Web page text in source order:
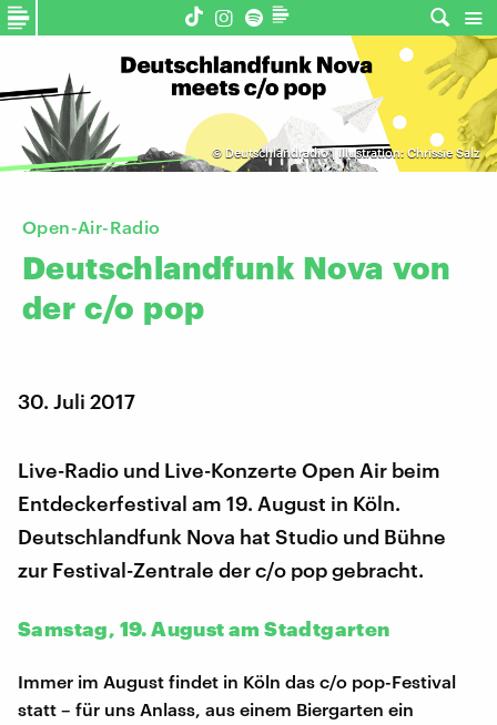
© Deutschlandradio | Illustration: Chrissie Salz
Open-Air-Radio
Deutschlandfunk Nova von
der c/o pop
30. Juli 2017
Live-Radio und Live-Konzerte Open Air beim
Entdeckerfestival am 19. August in Köln.
Deutschlandfunk Nova hat Studio und Bühne
zur Festival-Zentrale der c/o pop gebracht.
Samstag, 19. August am Stadtgarten
Immer im August findet in Köln das c/o pop-Festival
statt – für uns Anlass, aus einem Biergarten ein